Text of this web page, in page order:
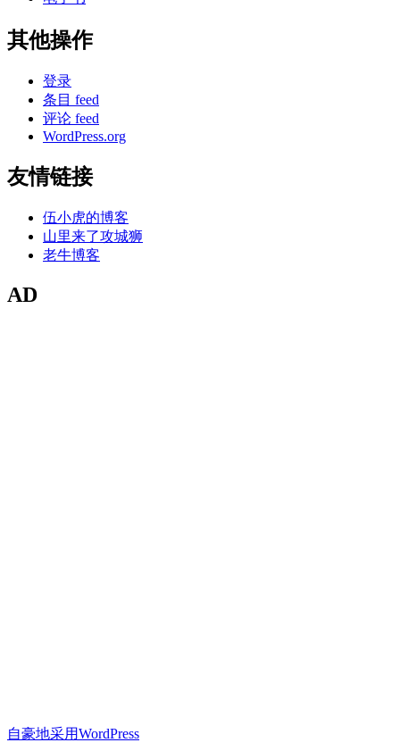
其他操作
登录
条目 feed
评论 feed
WordPress.org
友情链接
伍小虎的博客
山里来了攻城狮
老牛博客
AD
自豪地采用WordPress